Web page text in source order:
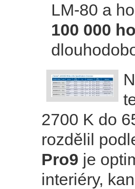
LM-80 a
100 000
2700 K do
rozdělil
Pro9 je
interiéry,